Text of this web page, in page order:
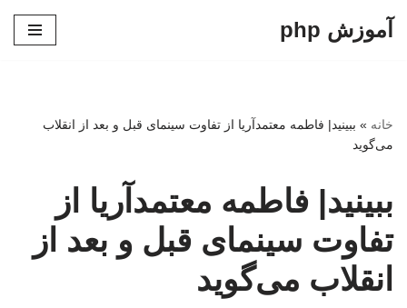
آموزش php
خانه » ببینید| فاطمه معتمدآریا از تفاوت سینمای قبل و بعد از انقلاب
می‌گوید
ببینید| فاطمه معتمدآریا از
تفاوت سینمای قبل و بعد از
انقلاب می‌گوید